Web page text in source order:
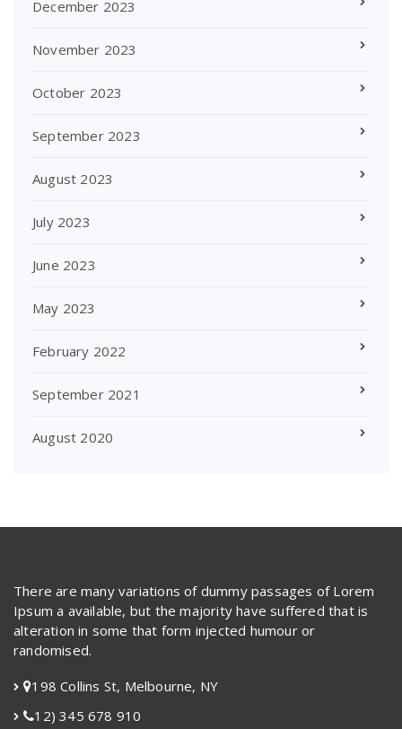
December 2023
November 2023
October 2023
September 2023
August 2023
July 2023
June 2023
May 2023
February 2022
September 2021
August 2020
There are many variations of dummy passages of Lorem
Ipsum a available, but the majority have suffered that is
alteration in some that form injected humour or
randomised.
198 Collins St, Melbourne, NY
12) 345 678 910